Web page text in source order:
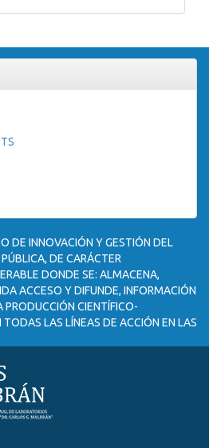
DE INNOVACIÓN Y GESTIÓN DEL
DE CARÁCTER
DONDE SE: ALMACENA,
ACCESO Y DIFUNDE, INFORMACIÓN
PRODUCCIÓN CIENTÍFICO-
LAS LÍNEAS DE ACCIÓN EN LAS